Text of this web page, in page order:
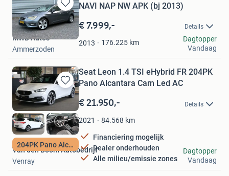
Bewaren
in
Mijn
Favorieten
NAVI NAP NW APK (bj 2013)
€ 7.999,- Details
2013 176.225 km
MWB Auto's
Ammerzoden
Dagtopper
Vandaag
Bewaren
in
Favorieten
204PK Pano Alcanta
Seat Leon 1.4 TSI eHybrid FR 204PK
Pano Alcantara Cam Led AC
€ 21.950,- Details
2021 84.568 km
Financiering mogelijk
Dealer onderhouden
Alle milieu/emissie zones
Van den Boom Autobedrijf
Venray
Dagtopper
Vandaag